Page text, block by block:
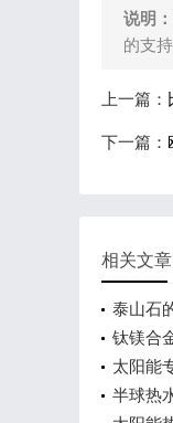
说明：
的支
上一篇：
下一篇：
相关文章
泰山石
钛镁合
太阳能
半球热